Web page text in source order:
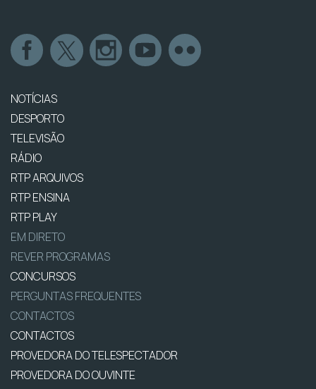
NOTÍCIAS
DESPORTO
TELEVISÃO
RÁDIO
RTP ARQUIVOS
RTP ENSINA
RTP PLAY
EM DIRETO
REVER PROGRAMAS
CONCURSOS
PERGUNTAS FREQUENTES
CONTACTOS
CONTACTOS
PROVEDORA DO TELESPECTADOR
PROVEDORA DO OUVINTE